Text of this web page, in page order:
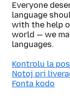
Everyone
language
with the help
world — we
languages.
Kontrolu la
Notoj pri
Fonta kodo